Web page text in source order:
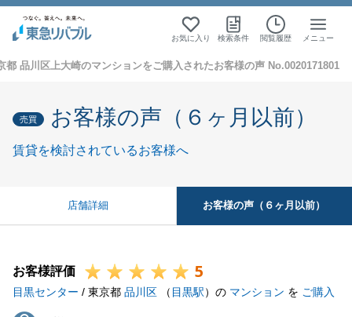
お気に入り 検索条件 閲覧履歴 メニュー
都 品川区上大崎のマンションをご購入されたお客様の声 No.0020171801
売買 お客様の声（６ヶ月以前）
賃貸を検討されているお客様へ
店舗詳細 お客様の声（６ヶ月以前）
お客様評価 5
目黒センター / 東京都 品川区 （ 目黒駅）の マンション を ご購入